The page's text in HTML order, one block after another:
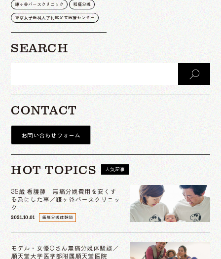
鎌ヶ谷バースクリニック 和痛分娩
東京女子医科大学付属足立医療センター
SEARCH
CONTACT
お問い合わせフォーム
HOT TOPICS 人気記事
2021.10.01 無痛分娩体験談
35歳 看護師 無痛分娩費用を安くす
る為にした事／鎌ヶ谷バースクリニッ
ク
モデル・女優Oさん無痛分娩体験談／
順天堂大学医学部附属順天堂医院